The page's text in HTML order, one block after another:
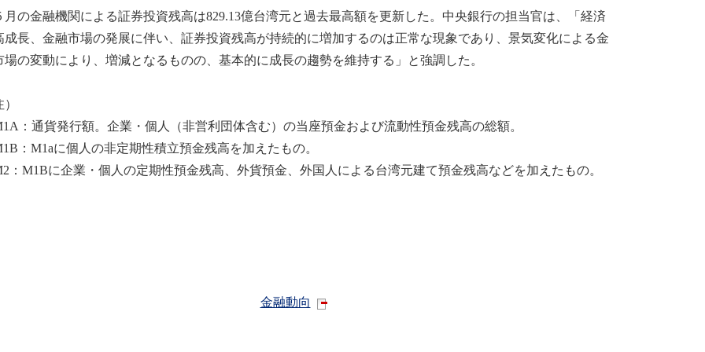
の金融機関による証券投資残高は829.13億台湾元と過去最高額を更新した。中央銀行の担当官は、「経済
成長、金融市場の発展に伴い、証券投資残高が持続的に増加するのは正常な現象であり、景気変化による金
場の変動により、増減となるものの、基本的に成長の趨勢を維持する」と強調した。
）
：通貨発行額。企業・個人（非営利団体含む）の当座預金および流動性預金残高の総額。
：M1aに個人の非定期性積立預金残高を加えたもの。
：M1Bに企業・個人の定期性預金残高、外貨預金、外国人による台湾元建て預金残高などを加えたもの。
金融動向